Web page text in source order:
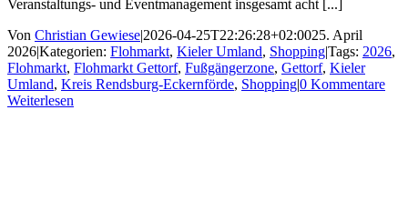
Veranstaltungs- und Eventmanagement insgesamt acht [...]
Von Christian Gewiese|2026-04-25T22:26:28+02:0025. April
2026|Kategorien: Flohmarkt, Kieler Umland, Shopping|Tags: 2026,
Flohmarkt, Flohmarkt Gettorf, Fußgängerzone, Gettorf, Kieler
Umland, Kreis Rendsburg-Eckernförde, Shopping|0 Kommentare
Weiterlesen